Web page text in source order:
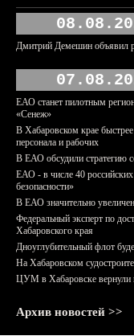
Дмитрий Демешин объявил
ЕАО станет пилотным
«Сенеж»
В Хабаровском крае быстрее
персонала и рабочих
В ЕАО обсудили стратегию
ЕАО - в числе 40
безопасности»
В ЕАО значительно
Федеральный эксперт по
Хабаровского края
Дноуглубительный флот
На Хабаровском
ЦУМ в Хабаровске вернули
Архив новостей >>